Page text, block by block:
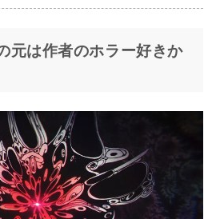
元は作者のホラー好きか